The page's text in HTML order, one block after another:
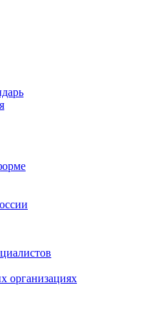
организациях